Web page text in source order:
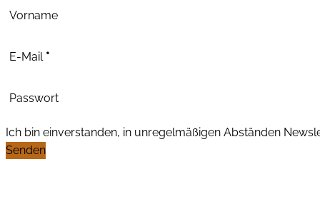
Vorname
E-Mail *
Passwort
Ich bin einverstanden, in unregelmäßigen Abständen
Senden